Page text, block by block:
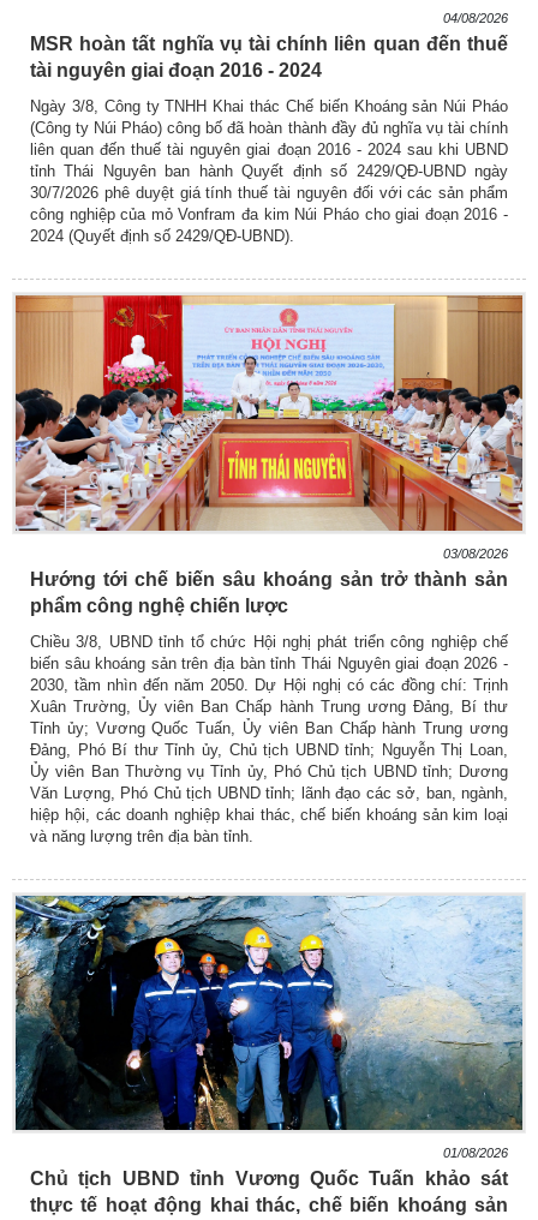
04/08/2026
MSR hoàn tất nghĩa vụ tài chính liên quan đến thuế
tài nguyên giai đoạn 2016 - 2024
Ngày 3/8, Công ty TNHH Khai thác Chế biến Khoáng sản Núi Pháo
(Công ty Núi Pháo) công bố đã hoàn thành đầy đủ nghĩa vụ tài chính
liên quan đến thuế tài nguyên giai đoạn 2016 - 2024 sau khi UBND
tỉnh Thái Nguyên ban hành Quyết định số 2429/QĐ-UBND ngày
30/7/2026 phê duyệt giá tính thuế tài nguyên đối với các sản phẩm
công nghiệp của mỏ Vonfram đa kim Núi Pháo cho giai đoạn 2016 -
2024 (Quyết định số 2429/QĐ-UBND).
03/08/2026
Hướng tới chế biến sâu khoáng sản trở thành sản
phẩm công nghệ chiến lược
Chiều 3/8, UBND tỉnh tổ chức Hội nghị phát triển công nghiệp chế
biến sâu khoáng sản trên địa bàn tỉnh Thái Nguyên giai đoạn 2026 -
2030, tầm nhìn đến năm 2050. Dự Hội nghị có các đồng chí: Trịnh
Xuân Trường, Ủy viên Ban Chấp hành Trung ương Đảng, Bí thư
Tỉnh ủy; Vương Quốc Tuấn, Ủy viên Ban Chấp hành Trung ương
Đảng, Phó Bí thư Tỉnh ủy, Chủ tịch UBND tỉnh; Nguyễn Thị Loan,
Ủy viên Ban Thường vụ Tỉnh ủy, Phó Chủ tịch UBND tỉnh; Dương
Văn Lượng, Phó Chủ tịch UBND tỉnh; lãnh đạo các sở, ban, ngành,
hiệp hội, các doanh nghiệp khai thác, chế biến khoáng sản kim loại
và năng lượng trên địa bàn tỉnh.
01/08/2026
Chủ tịch UBND tỉnh Vương Quốc Tuấn khảo sát
thực tế hoạt động khai thác, chế biến khoáng sản